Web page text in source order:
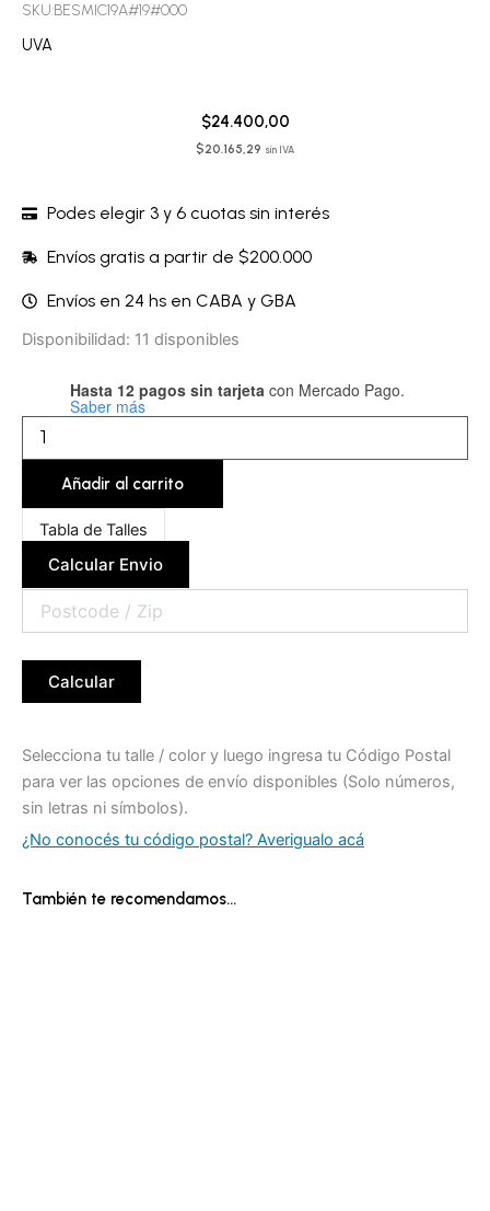
SKU:BESMIC19A#19#000
UVA
$24.400,00
$20.165,29 sin IVA
Podes elegir 3 y 6 cuotas sin interés
Envíos gratis a partir de $200.000
Envíos en 24 hs en CABA y GBA
Disponibilidad: 11 disponibles
Hasta 12 pagos sin tarjeta con Mercado Pago.
Saber más
Microbikini
cantidad
Añadir al carrito
Tabla de Talles
Calcular Envio
Calcular
Selecciona tu talle / color y luego ingresa tu Código Postal
para ver las opciones de envío disponibles (Solo números,
sin letras ni símbolos).
¿No conocés tu código postal? Averigualo acá
También te recomendamos…